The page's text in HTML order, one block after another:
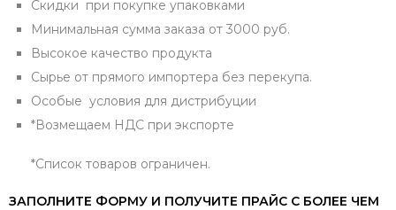
Скидки при покупке упаковками
Минимальная сумма заказа от 3000 руб.
Высокое качество продукта
Сырье от прямого импортера без перекупа.
Особые условия для дистрибуции
*Возмещаем НДС при экспорте
*Список товаров ограничен.
ЗАПОЛНИТЕ ФОРМУ И ПОЛУЧИТЕ ПРАЙС С БОЛЕЕ ЧЕМ